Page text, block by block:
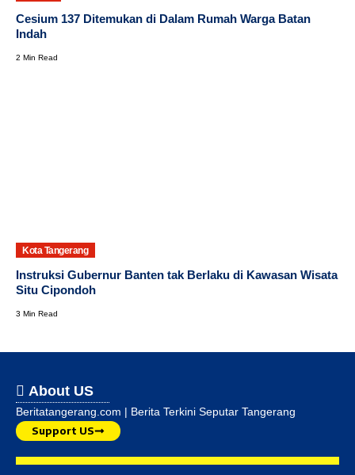
Cesium 137 Ditemukan di Dalam Rumah Warga Batan
Indah
2 Min Read
Kota Tangerang
Instruksi Gubernur Banten tak Berlaku di Kawasan Wisata
Situ Cipondoh
3 Min Read
About US
Beritatangerang.com | Berita Terkini Seputar Tangerang
Support US